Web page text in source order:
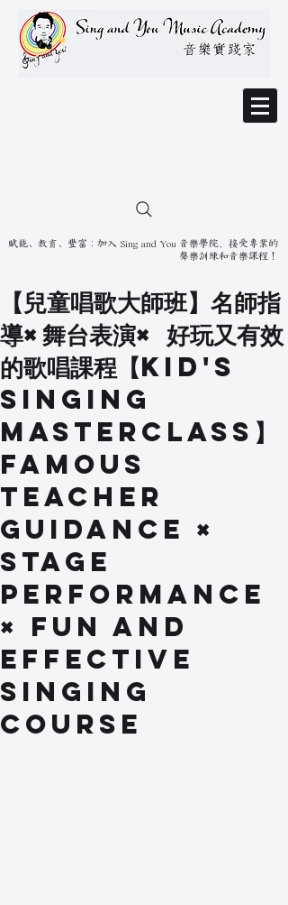
賦能、教育、豐富：加入 Sing and You 音樂學院，接受專業的
聲樂訓練和音樂課程！
【兒童唱歌大師班】名師指
導×舞台表演× 好玩又有效
的歌唱課程【Kid's
Singing
Masterclass】
Famous
teacher
guidance ×
stage
performance
× fun and
effective
singing
course